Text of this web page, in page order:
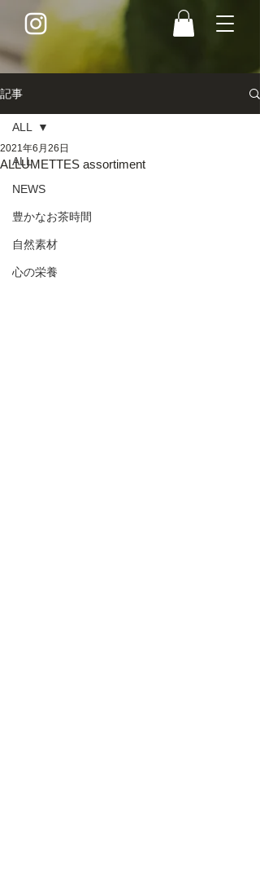
記事
ALL
NEWS
豊かなお茶時間
自然素材
心の栄養
ALL
ALLUMETTES assortiment
2021年6月26日